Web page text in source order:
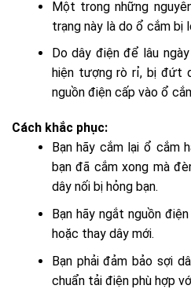
Một trong những
trạng này là do ổ cắm bị
Do dây điện để lâu
hiện tượng rò rỉ, bị đứt
nguồn điện cấp vào ổ
Cách khắc phục:
Bạn hãy cắm lại ổ cắm
bạn đã cắm xong mà
dây nối bị hỏng bạn.
Bạn hãy ngắt nguồn
hoặc thay dây mới.
Bạn phải đảm bảo sợi
chuẩn tải điện phù hợp